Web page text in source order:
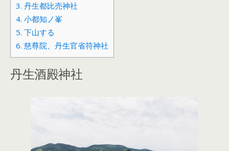
3. 丹生都比売神社
4. 小都知ノ峯
5. 下山する
6. 慈尊院、丹生官省符神社
丹生酒殿神社